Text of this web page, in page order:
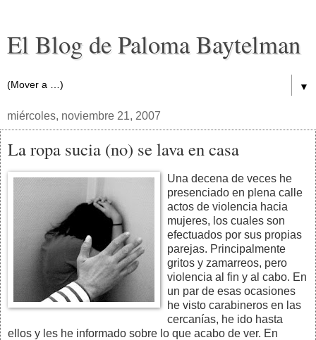
El Blog de Paloma Baytelman
▼
miércoles, noviembre 21, 2007
La ropa sucia (no) se lava en casa
Una decena de veces he
presenciado en plena calle
actos de violencia hacia
mujeres, los cuales son
efectuados por sus propias
parejas. Principalmente
gritos y zamarreos, pero
violencia al fin y al cabo. En
un par de esas ocasiones
he visto carabineros en las
cercanías, he ido hasta
ellos y les he informado sobre lo que acabo de ver. En